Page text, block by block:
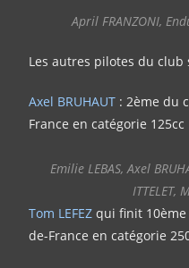
April FRANZONI,
Les autres pilotes du club
Axel BRUHAUT : 2ème du
France en catégorie 125cc
Emilie LEBAS, Axel
ITTELET,
Tom LEFEZ qui finit
de-France en catégorie